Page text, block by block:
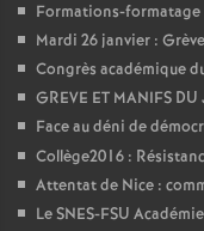
Formations-formatage
Mardi 26 janvier :
Congrès académique
GREVE ET MANIFS
Face au déni de
Collège2016 :
Attentat de Nice :
Le SNES-FSU